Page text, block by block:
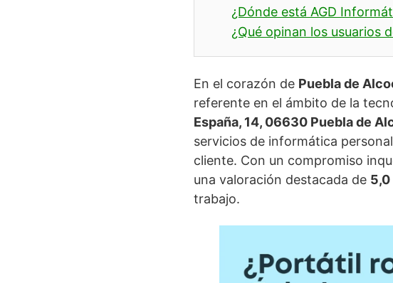
¿Dónde está AGD
¿Qué opinan los usuarios
En el corazón de Puebla de
referente en el ámbito de la
España, 14, 06630 Puebla de
servicios de informática
cliente. Con un compromiso
una valoración destacada de 5,0
trabajo.